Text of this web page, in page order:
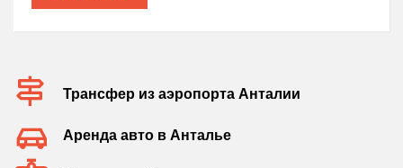
Трансфер из аэропорта Анталии
Аренда авто в Анталье